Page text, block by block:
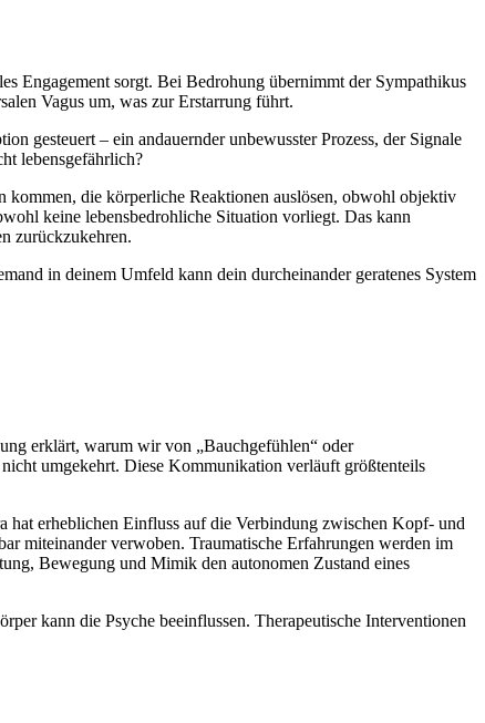
Engagement sorgt. Bei Bedrohung übernimmt der Sympathikus
Vagus um, was zur Erstarrung führt.
gesteuert – ein andauernder unbewusster Prozess, der Signale
lebensgefährlich?
kommen, die körperliche Reaktionen auslösen, obwohl objektiv
keine lebensbedrohliche Situation vorliegt. Das kann
zurückzukehren.
in deinem Umfeld kann dein durcheinander geratenes System
erklärt, warum wir von „Bauchgefühlen“ oder
umgekehrt. Diese Kommunikation verläuft größtenteils
erheblichen Einfluss auf die Verbindung zwischen Kopf- und
miteinander verwoben. Traumatische Erfahrungen werden im
Bewegung und Mimik den autonomen Zustand eines
kann die Psyche beeinflussen. Therapeutische Interventionen